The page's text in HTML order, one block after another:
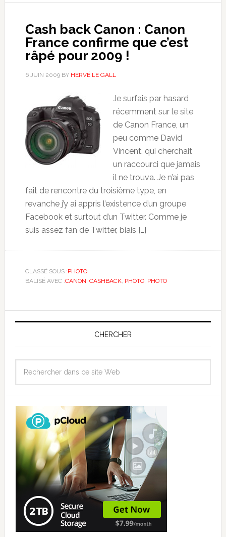
Cash back Canon : Canon
France confirme que c’est
râpé pour 2009 !
6 JUIN 2009BY HERVÉ LE GALL
Je surfais par hasard
récemment sur le site
de Canon France, un
peu comme David
Vincent, qui cherchait
un raccourci que jamais
il ne trouva. Je n’ai pas
fait de rencontre du troisième type, en
revanche j’y ai appris l’existence d’un groupe
Facebook et surtout d’un Twitter. Comme je
suis assez fan de Twitter, biais […]
CLASSÉ SOUS :PHOTO
BALISÉ AVEC :CANON CASHBACK, PHOTO, PHOTO
CHERCHER